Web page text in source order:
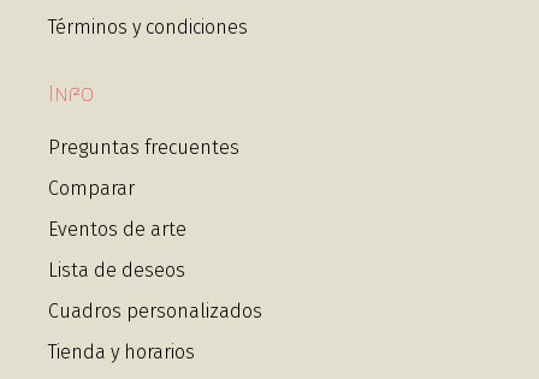
Términos y condiciones
Info
Preguntas frecuentes
Comparar
Eventos de arte
Lista de deseos
Cuadros personalizados
Tienda y horarios